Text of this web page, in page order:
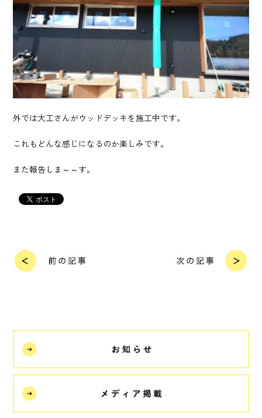
外では大工さんがウッドデッキを施工中です。
これもどんな感じになるのか楽しみです。
また報告しま～～す。